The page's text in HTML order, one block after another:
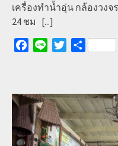
เครื่องทำน้ำอุ่น กล้องวง
24 ชม [...]
Facebook
Line TwitterShare